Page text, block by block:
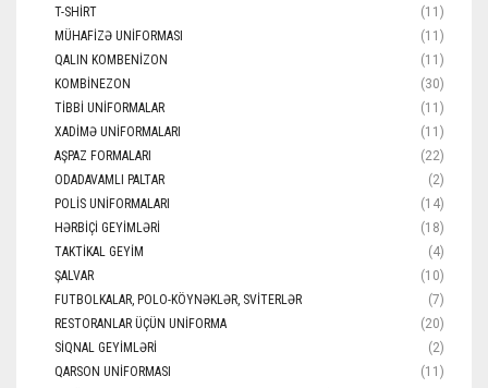
T-SHIRT
(11)
MÜHAFIZƏ UNIFORMASI
(11)
QALIN KOMBENIZON
(11)
KOMBINEZON
(30)
TIBBI UNIFORMALAR
(11)
XADIMƏ UNIFORMALARI
(11)
AŞPAZ FORMALARI
(22)
ODADAVAMLI PALTAR
(2)
POLIS UNIFORMALARI
(14)
HƏRBIÇI GEYIMLƏRI
(18)
TAKTIKAL GEYIM
(4)
ŞALVAR
(10)
FUTBOLKALAR, POLO-KÖYNƏKLƏR, SVITERLƏR
(7)
RESTORANLAR ÜÇÜN UNIFORMA
(20)
SIQNAL GEYIMLƏRI
(2)
QARSON UNIFORMASI
(11)